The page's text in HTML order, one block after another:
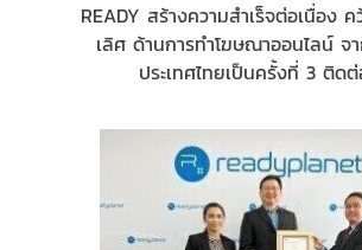
READY สร้างความสำเร็จต่อเนื่อง ค
เลิศ ด้านการทำโฆษณาออนไลน์ จ
ประเทศไทยเป็นครั้งที่ 3 ติด